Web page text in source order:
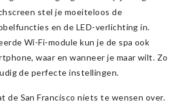
stel je moeiteloos de
en de LED-verlichting in.
Wi-Fi-module kun je de spa ook
waar en wanneer je maar wilt. Zo
de perfecte instellingen.
de San Francisco niets te wensen over.